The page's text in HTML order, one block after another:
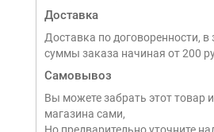
Доставка
Доставка по договоренности, в
суммы заказа начиная от 200
Самовывоз
Вы можете забрать этот товар
магазина сами,